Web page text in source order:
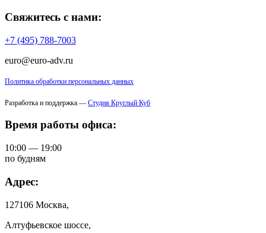
Свяжитесь с нами:
+7 (495) 788-7003
euro@euro-adv.ru
Политика обработки персональных данных
Разработка и поддержка — Студия Круглый Куб
Время работы офиса:
10:00 — 19:00
по будням
Адрес:
127106 Москва,
Алтуфьевское шоссе,